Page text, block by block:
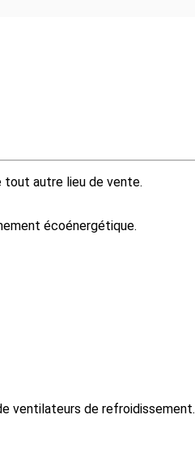
tout autre lieu de vente.
écoénergétique.
ventilateurs de refroidissement.